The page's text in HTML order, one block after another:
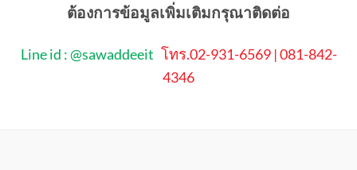
ต้องการข้อมูลเพิ่มเติมกรุณาติดต่อ
Line id : @sawaddeeit โทร.02-931-6569 | 081-842-
4346